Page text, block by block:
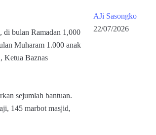
di bulan Ramadan 1,000
Muharam 1.000 anak
Ketua Baznas
sejumlah bantuan.
145 marbot masjid,
AJi Sasongko
22/07/2026